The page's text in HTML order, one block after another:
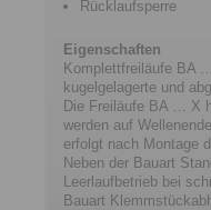
Rücklaufsperre
Eigenschaften
Komplettfreiläufe BA
kugelgelagerte und
Die Freiläufe BA … X
werden auf
erfolgt nach Mon­tage
Neben der Bauart
Leerlaufbetrieb bei
Bauart